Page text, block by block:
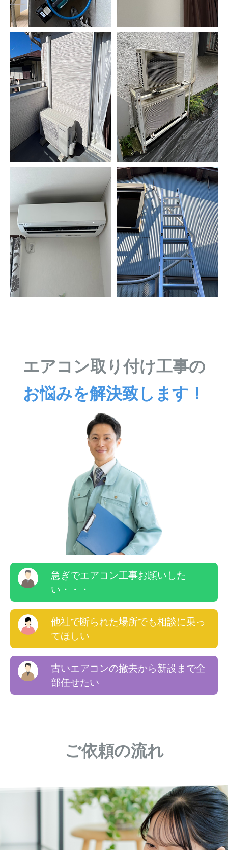
エアコン取り付け工事の
お悩みを解決致します！
急ぎでエアコン工事お願いした
い・・・
他社で断られた場所でも相談に乗っ
てほしい
古いエアコンの撤去から新設まで全
部任せたい
ご依頼の流れ